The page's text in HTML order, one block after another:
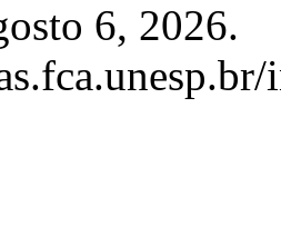
6, 2026.